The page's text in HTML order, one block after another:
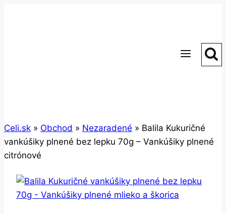
Celi.sk » Obchod » Nezaradené » Balila Kukuričné
vankúšiky plnené bez lepku 70g – Vankúšiky plnené
citrónové